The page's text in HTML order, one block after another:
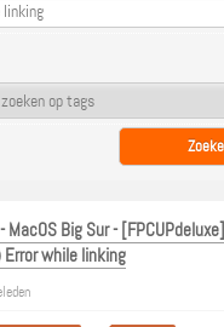
MacOS Big Sur - [FPCUPdeluxe]
while linking